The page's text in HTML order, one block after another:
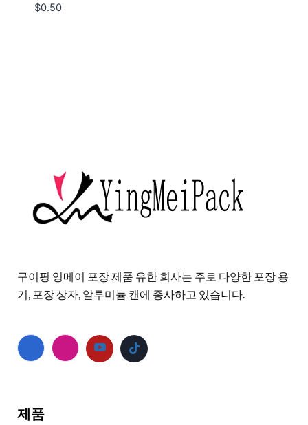
$0.50
구이핑 잉메이 포장 제품 유한 회사는 주로 다양한 포장 용
기, 포장 상자, 알루미늄 캔에 종사하고 있습니다.
제품